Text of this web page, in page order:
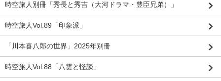
時空旅人別冊「秀長と秀吉（大河ドラマ・豊臣兄弟）」
時空旅人Vol.89「印象派」
「川本喜八郎の世界」2025年別冊
時空旅人Vol.88「八雲と怪談」